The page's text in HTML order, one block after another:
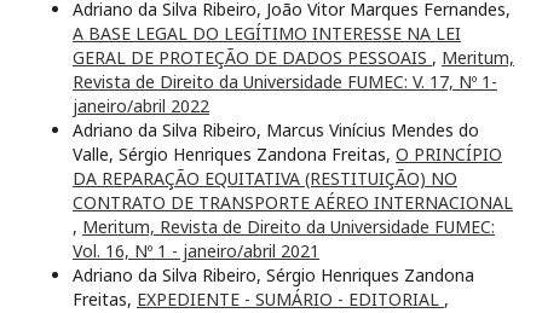
Adriano da Silva Ribeiro, João Vitor Marques Fernandes,
A BASE LEGAL DO LEGÍTIMO INTERESSE NA LEI
GERAL DE PROTEÇÃO DE DADOS PESSOAIS , Meritum,
Revista de Direito da Universidade FUMEC: V. 17, Nº 1-
janeiro/abril 2022
Adriano da Silva Ribeiro, Marcus Vinícius Mendes do
Valle, Sérgio Henriques Zandona Freitas, O PRINCÍPIO
DA REPARAÇÃO EQUITATIVA (RESTITUIÇÃO) NO
CONTRATO DE TRANSPORTE AÉREO INTERNACIONAL
, Meritum, Revista de Direito da Universidade FUMEC:
Vol. 16, Nº 1 - janeiro/abril 2021
Adriano da Silva Ribeiro, Sérgio Henriques Zandona
Freitas, EXPEDIENTE - SUMÁRIO - EDITORIAL ,